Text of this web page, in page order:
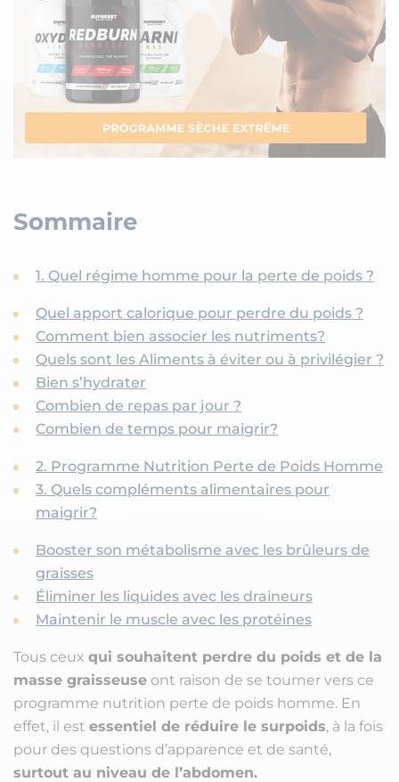
Sommaire
1. Quel régime homme pour la perte de poids ?
Quel apport calorique pour perdre du poids ?
Comment bien associer les nutriments?
Quels sont les Aliments à éviter ou à privilégier ?
Bien s’hydrater
Combien de repas par jour ?
Combien de temps pour maigrir?
2. Programme Nutrition Perte de Poids Homme
3. Quels compléments alimentaires pour
maigrir?
Booster son métabolisme avec les brûleurs de
graisses
Éliminer les liquides avec les draineurs
Maintenir le muscle avec les protéines
Tous ceux qui souhaitent perdre du poids et de la
masse graisseuse ont raison de se tourner vers ce
programme nutrition perte de poids homme. En
effet, il est essentiel de réduire le surpoids, à la fois
pour des questions d’apparence et de santé,
surtout au niveau de l’abdomen.